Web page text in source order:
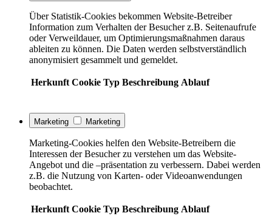
Über Statistik-Cookies bekommen Website-Betreiber
Information zum Verhalten der Besucher z.B. Seitenaufrufe
oder Verweildauer, um Optimierungsmaßnahmen daraus
ableiten zu können. Die Daten werden selbstverständlich
anonymisiert gesammelt und gemeldet.
Herkunft Cookie Typ Beschreibung Ablauf
Marketing Marketing
Marketing-Cookies helfen den Website-Betreibern die
Interessen der Besucher zu verstehen um das Website-
Angebot und die –präsentation zu verbessern. Dabei werden
z.B. die Nutzung von Karten- oder Videoanwendungen
beobachtet.
Herkunft Cookie Typ Beschreibung Ablauf